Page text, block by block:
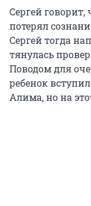
Сергей говорит,
потерял
Сергей тогда
тянулась
Поводом для
ребенок
Алима, но на